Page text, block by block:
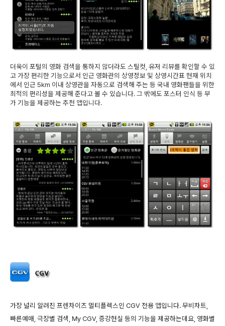
더욱이 포털의 영화 검색을 통하지 않더라도 스틸컷, 유저 리뷰를 확인할 수 있
고 가장 편리한 기능으로서 인근 영화관의 상영정보 및 상영시간표 현재 위치
에서 인근 5km 이내 상영관을 자동으로 검색해 주는 등 국내 영화팬들을 위한
최적의 편리성을 제공해 준다고 볼 수 있습니다. 그 밖에도 포스터 인식 등 부
가 기능을 제공하는 추천 앱입니다.
가장 널리 알려진 프렌차이즈 멀티플렉스인 CGV 전용 앱입니다. 무비차트,
빠른예매, 극장별 검색, My CGV, 증강현실 등의 기능을 제공하는데요, 영화별